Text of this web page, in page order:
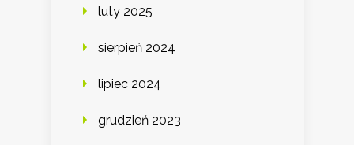
luty 2025
sierpień 2024
lipiec 2024
grudzień 2023